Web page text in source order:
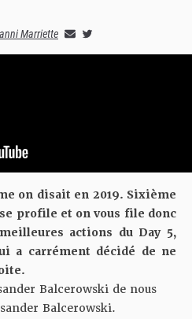
Marriette
on disait en 2019. Sixième
profile et on vous file donc
actions du Day 5,
a carrément décidé de ne
Balcerowski de nous
Balcerowski.